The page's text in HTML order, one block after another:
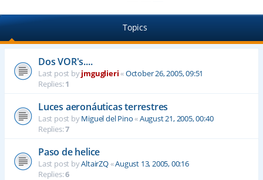
Topics
Dos VOR's....
Last post byjmguglieri«October 26, 2005, 09:51
Replies:1
Luces aeronáuticas terrestres
Last post byMiguel del Pino«August 21, 2005, 00:40
Replies:7
Paso de helice
Last post byAltairZQ«August 13, 2005, 00:16
Replies:6